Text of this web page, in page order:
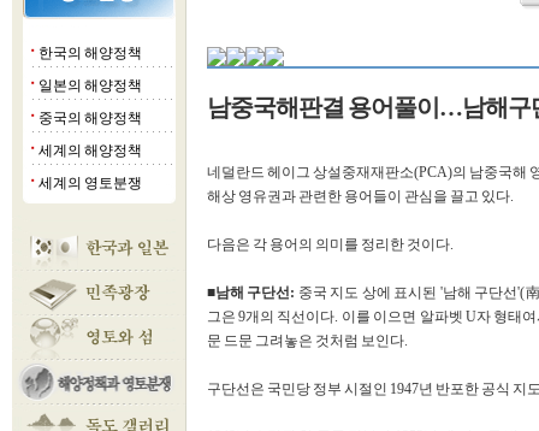
■ 한국의 해양정책
■ 일본의 해양정책
■ 중국의 해양정책
■ 세계의 해양정책
■ 세계의 영토분쟁
남중국해판결 용어풀이…남해구
네덜란드 헤이그 상설중재재판소(PCA)의 남중국해
해상 영유권과 관련한 용어들이 관심을 끌고 있다.
다음은 각 용어의 의미를 정리한 것이다.
■남해 구단선: 중국 지도 상에 표시된 '남해 구단선'(
그은 9개의 직선이다. 이를 이으면 알파벳 U자 형태
문 드문 그려놓은 것처럼 보인다.
구단선은 국민당 정부 시절인 1947년 반포한 공식 지